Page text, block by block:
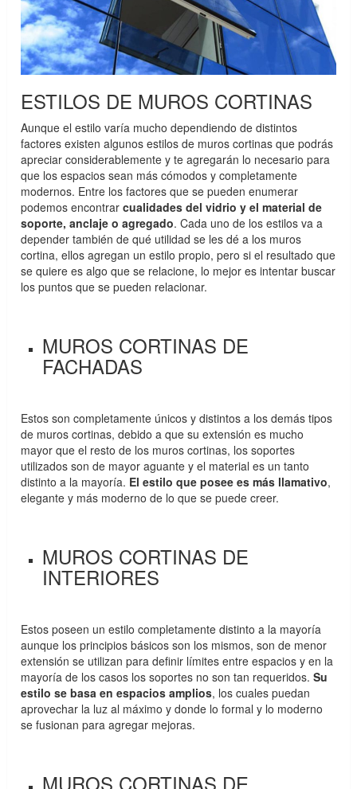
ESTILOS DE MUROS CORTINAS
Aunque el estilo varía mucho dependiendo de distintos
factores existen algunos estilos de muros cortinas que podrás
apreciar considerablemente y te agregarán lo necesario para
que los espacios sean más cómodos y completamente
modernos. Entre los factores que se pueden enumerar
podemos encontrarcualidades del vidrio y el material de
soporte, anclaje o agregado. Cada uno de los estilos va a
depender también de qué utilidad se les dé a los muros
cortina, ellos agregan un estilo propio, pero si el resultado que
se quiere es algo que se relacione, lo mejor es intentar buscar
los puntos que se pueden relacionar.
MUROS CORTINAS DE
FACHADAS
Estos son completamente únicos y distintos a los demás tipos
de muros cortinas, debido a que su extensión es mucho
mayor que el resto de los muros cortinas, los soportes
utilizados son de mayor aguante y el material es un tanto
distinto a la mayoría. El estilo que posee es más llamativo,
elegante y más moderno de lo que se puede creer.
MUROS CORTINAS DE
INTERIORES
Estos poseen un estilo completamente distinto a la mayoría
aunque los principios básicos son los mismos, son de menor
extensión se utilizan para definir límites entre espacios y en la
mayoría de los casos los soportes no son tan requeridos.Su
estilo se basa en espacios amplios, los cuales puedan
aprovechar la luz al máximo y donde lo formal y lo moderno
se fusionan para agregar mejoras.
MUROS CORTINAS DE